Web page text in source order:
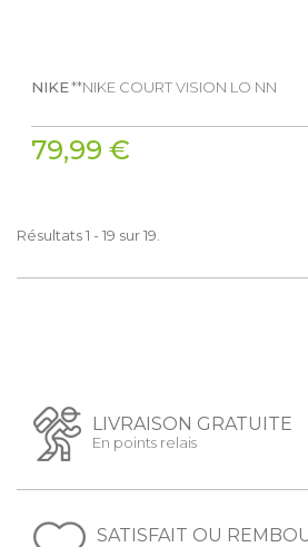
NIKE**NIKE COURT VISION LO NN
79,99 €
Résultats 1 - 19 sur 19.
LIVRAISON GRATUITE
En points relais
SATISFAIT OU